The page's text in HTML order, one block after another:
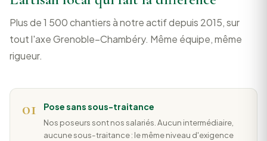
Plus de 1 500 chantiers à notre actif depuis 2015, sur
tout l'axe Grenoble–Chambéry. Même équipe, même
rigueur.
01
Pose sans sous-traitance
Nos poseurs sont nos salariés. Aucun intermédiaire,
aucune sous-traitance : le même niveau d'exigence